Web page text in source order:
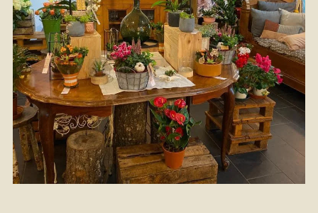
À partir de35€ -Personnaliser
Bouquet d’Hortensias